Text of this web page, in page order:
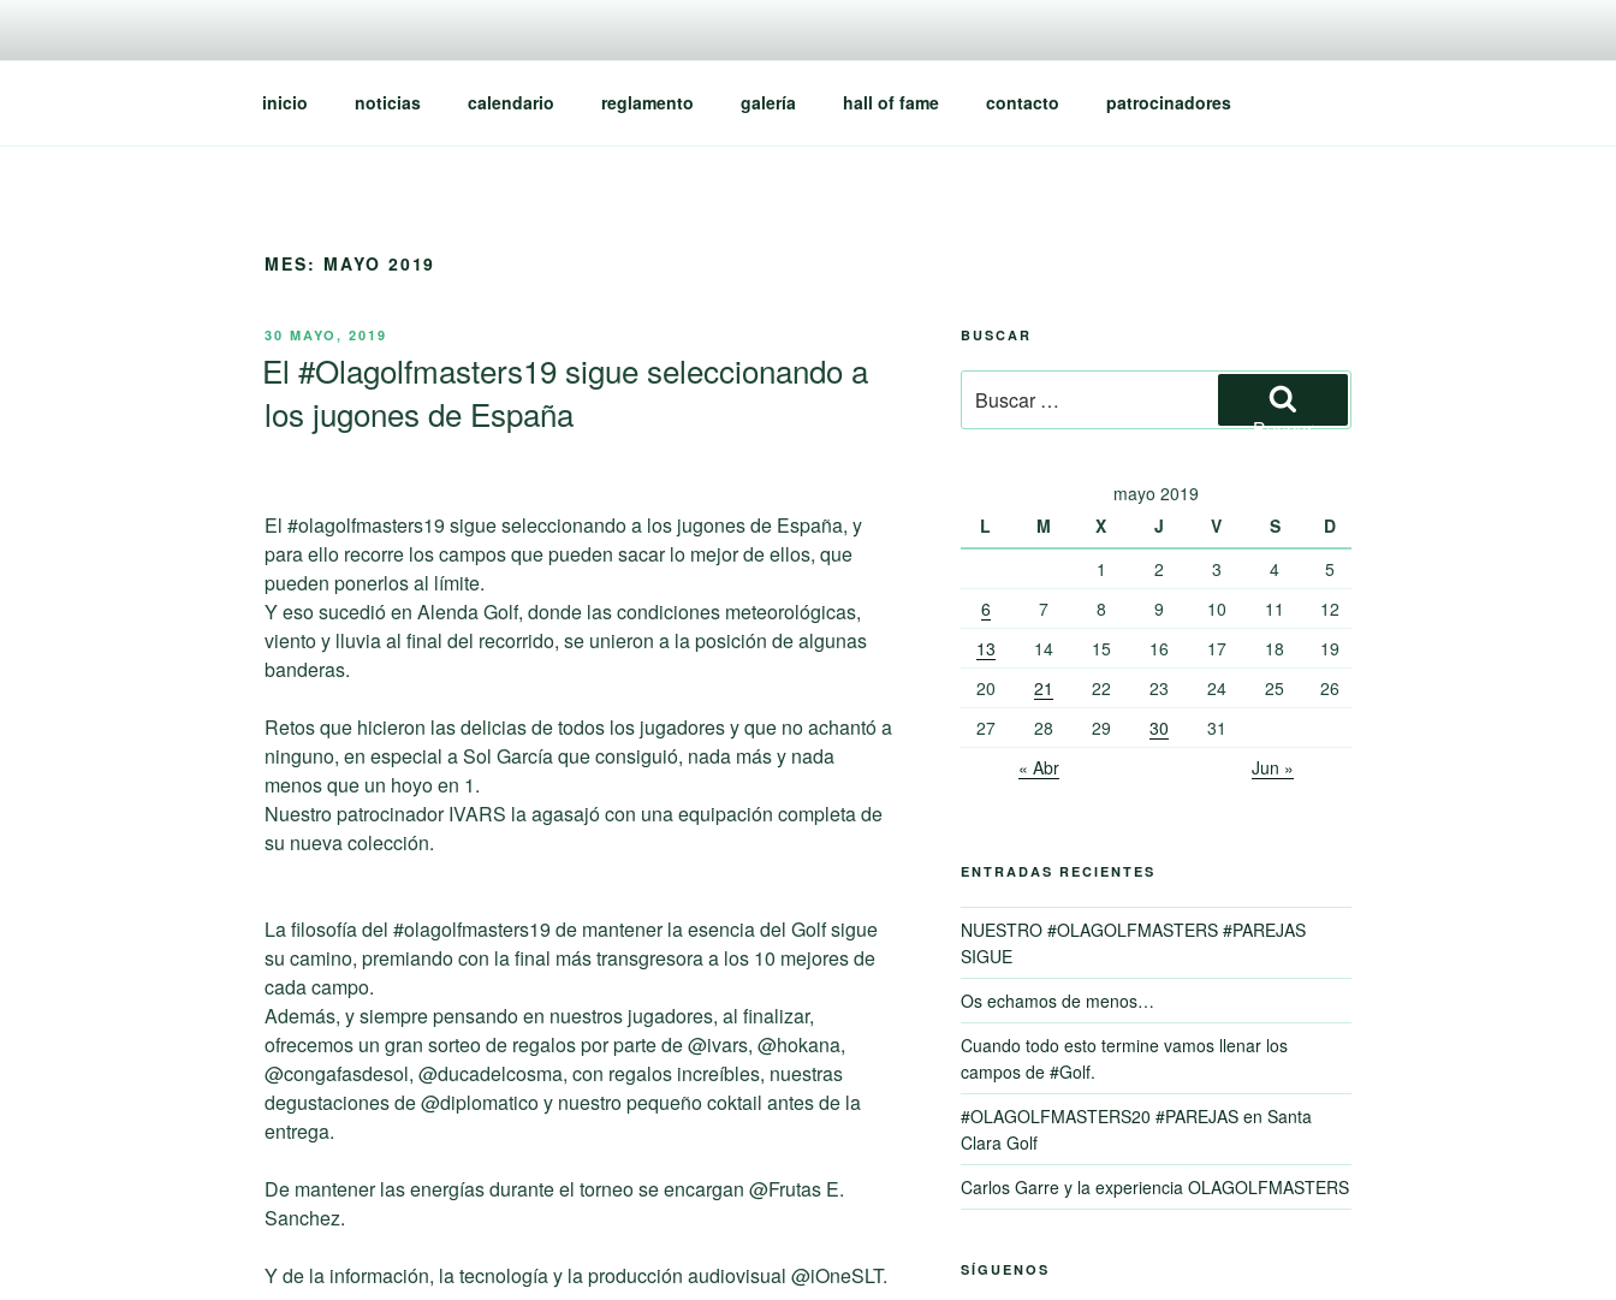
contenido
inicio noticias calendario reglamento galería hall of fame contacto patrocinadores
MES: MAYO 2019
PUBLICADO
30 MAYO, 2019
El #Olagolfmasters19 sigue seleccionando a
los jugones de España
El #olagolfmasters19 sigue seleccionando a los jugones de España, y
para ello recorre los campos que pueden sacar lo mejor de ellos, que
pueden ponerlos al límite.
Y eso sucedió en Alenda Golf, donde las condiciones meteorológicas,
viento y lluvia al final del recorrido, se unieron a la posición de algunas
banderas.
Retos que hicieron las delicias de todos los jugadores y que no achantó a
ninguno, en especial a Sol García que consiguió, nada más y nada
menos que un hoyo en 1.
Nuestro patrocinador IVARS la agasajó con una equipación completa de
su nueva colección.
La filosofía del #olagolfmasters19 de mantener la esencia del Golf sigue
su camino, premiando con la final más transgresora a los 10 mejores de
cada campo.
Además, y siempre pensando en nuestros jugadores, al finalizar,
ofrecemos un gran sorteo de regalos por parte de @ivars, @hokana,
@congafasdesol, @ducadelcosma, con regalos increíbles, nuestras
degustaciones de @diplomatico y nuestro pequeño coktail antes de la
entrega.
De mantener las energías durante el torneo se encargan @Frutas E.
Sanchez.
Y de la información, la tecnología y la producción audiovisual @iOneSLT.
BUSCAR
por:
Buscar
mayo 2019
L
M X J V S
D
1
2 3 4
5
6
7 8 9 10 11
12
13
14 15 16 17 18
19
20
21 22 23 24 25
26
27
28 29 30
31
« Abr
Jun »
ENTRADAS RECIENTES
NUESTRO #OLAGOLFMASTERS #PAREJAS
SIGUE
Os echamos de menos…
Cuando todo esto termine vamos llenar los
campos de #Golf.
#OLAGOLFMASTERS20 #PAREJAS en Santa
Clara Golf
Carlos Garre y la experiencia OLAGOLFMASTERS
SÍGUENOS